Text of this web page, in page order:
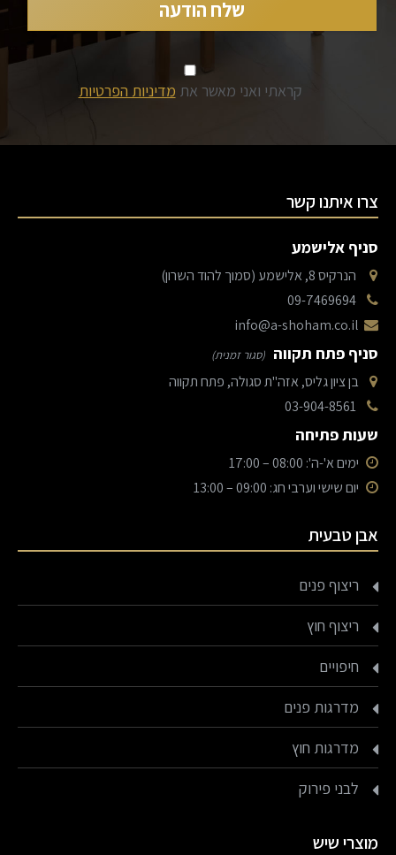
קראתי ואני מאשר את מדיניות הפרטיות
צרו איתנו קשר
סניף אלישמע
הנרקיס 8, אלישמע (סמוך להוד השרון)
info@a-shoham.co.il
סניף פתח תקווה (סגור זמנית)
בן ציון גליס, אזה"ת סגולה, פתח תקווה
שעות פתיחה
ימים א'-ה': 08:00 – 17:00
יום שישי וערבי חג: 09:00 – 13:00
אבן טבעית
ריצוף פנים
ריצוף חוץ
חיפויים
מדרגות פנים
מדרגות חוץ
לבני פירוק
מוצרי שיש